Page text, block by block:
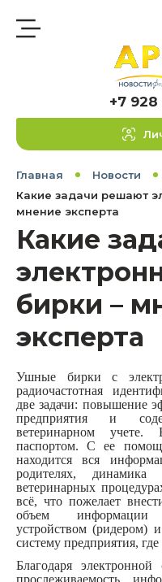
+7 928
Главная
Новости
Какие задачи решают
мнение эксперта
Какие
бирки –
эксперта
Ушные бирки с
радиочастотная
две задачи: повышение
предприятия и
ветеринарном учете.
паспортом. С ее
находится вся
родителях,
ветеринарных
всё, что пожелает
объем информации
устройством (ридером)
систему предприятия,
Благодаря электронной
прослеживаемость